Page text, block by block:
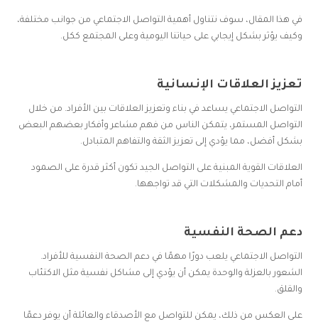
في هذا المقال، سوف نتناول أهمية التواصل الاجتماعي من جوانب مختلفة،
وكيف يؤثر بشكل إيجابي على حياتنا اليومية وعلى المجتمع ككل.
تعزيز العلاقات الإنسانية
التواصل الاجتماعي يساعد في بناء وتعزيز العلاقات بين الأفراد. من خلال
التواصل المستمر، يتمكن الناس من فهم مشاعر وأفكار بعضهم البعض
بشكل أفضل، مما يؤدي إلى تعزيز الثقة والتفاهم المتبادل.
العلاقات القوية المبنية على التواصل الجيد تكون أكثر قدرة على الصمود
أمام التحديات والمشكلات التي قد تواجهها.
دعم الصحة النفسية
التواصل الاجتماعي يلعب دورًا مهمًا في دعم الصحة النفسية للأفراد.
الشعور بالعزلة والوحدة يمكن أن يؤدي إلى مشاكل نفسية مثل الاكتئاب
والقلق.
على العكس من ذلك، يمكن للتواصل مع الأصدقاء والعائلة أن يوفر دعمًا